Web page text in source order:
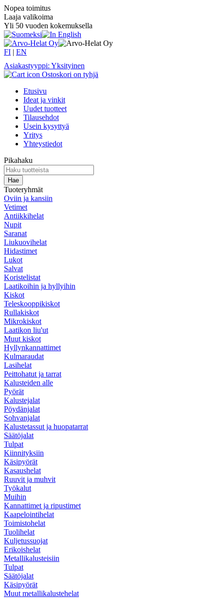
Nopea toimitus
Laaja valikoima
Yli 50 vuoden kokemuksella
FI | EN
Asiakastyyppi: Yksityinen
Ostoskori on tyhjä
Etusivu
Ideat ja vinkit
Uudet tuotteet
Tilausehdot
Usein kysyttyä
Yritys
Yhteystiedot
Pikahaku
Tuoteryhmät
Oviin ja kansiin
Vetimet
Antiikkihelat
Nupit
Saranat
Liukuovihelat
Hidastimet
Lukot
Salvat
Koristelistat
Laatikoihin ja hyllyihin
Kiskot
Teleskooppikiskot
Rullakiskot
Mikrokiskot
Laatikon liu'ut
Muut kiskot
Hyllynkannattimet
Kulmaraudat
Lasihelat
Peittohatut ja tarrat
Kalusteiden alle
Pyörät
Kalustejalat
Pöydänjalat
Sohvanjalat
Kalustetassut ja huopatarrat
Säätöjalat
Tulpat
Kiinnityksiin
Käsipyörät
Kasaushelat
Ruuvit ja muhvit
Työkalut
Muihin
Kannattimet ja ripustimet
Kaapelointihelat
Toimistohelat
Tuolihelat
Kuljetussuojat
Erikoishelat
Metallikalusteisiin
Tulpat
Säätöjalat
Käsipyörät
Muut metallikalustehelat